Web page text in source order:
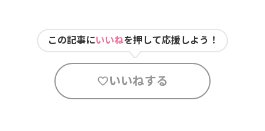
この記事にいいねを押して応援しよう！
いいねする